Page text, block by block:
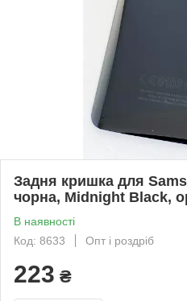
Задня кришка для
чорна, Midnight Black,
В наявності
Код: 8633
Опт і роздріб
223 ₴